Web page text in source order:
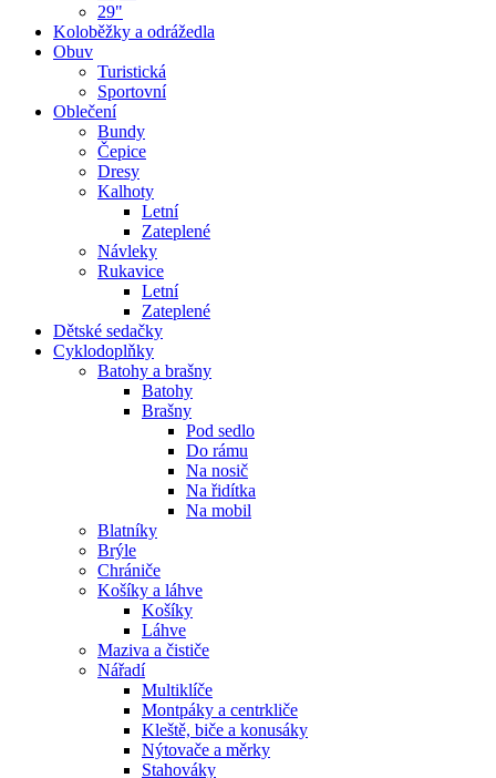
29"
Koloběžky a odrážedla
Obuv
Turistická
Sportovní
Oblečení
Bundy
Čepice
Dresy
Kalhoty
Letní
Zateplené
Návleky
Rukavice
Letní
Zateplené
Dětské sedačky
Cyklodoplňky
Batohy a brašny
Batohy
Brašny
Pod sedlo
Do rámu
Na nosič
Na řidítka
Na mobil
Blatníky
Brýle
Chrániče
Košíky a láhve
Košíky
Láhve
Maziva a čističe
Nářadí
Multiklíče
Montpáky a centrkliče
Kleště, biče a konusáky
Nýtovače a měrky
Stahováky